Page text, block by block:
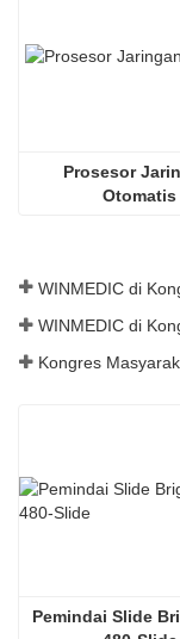
Prosesor
Otomatis
Pemindai Slide